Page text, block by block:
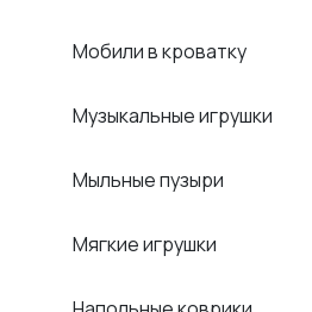
Мобили в кроватку
Музыкальные игрушки
Мыльные пузыри
Мягкие игрушки